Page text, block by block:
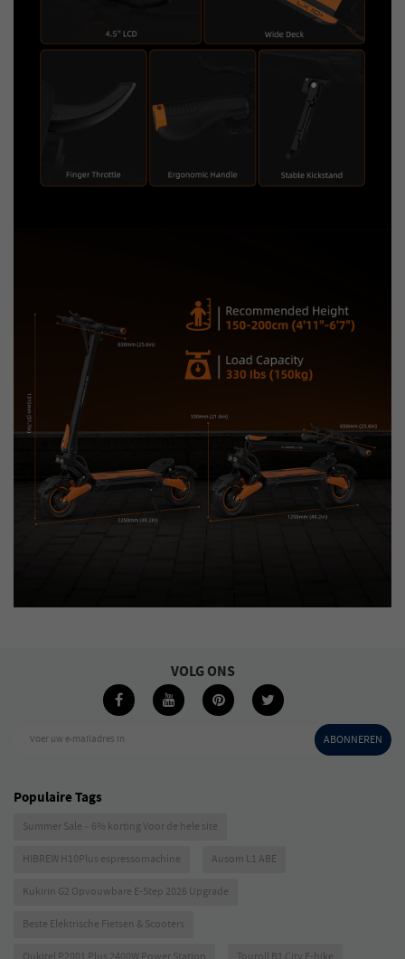
Voer uw e-mailadres in ABONNEREN
VOLG ONS
Populaire Tags
Summer Sale – 6% korting Voor de hele site
HIBREW H10Plus espressomachine Ausom L1 ABE
Kukirin G2 Opvouwbare E-Step 2026 Upgrade
Beste Elektrische Fietsen & Scooters